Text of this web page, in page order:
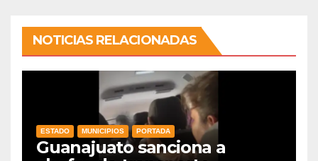
NOTICIAS RELACIONADAS
ESTADO MUNICIPIOS PORTADA
Guanajuato sanciona a